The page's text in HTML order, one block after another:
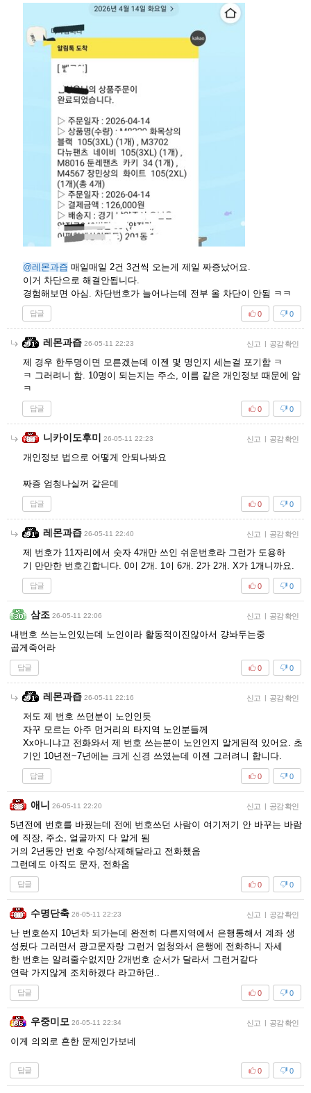
@레몬과즙 매일매일 2건 3건씩 오는게 제일 짜증났어요.
이거 차단으로 해결안됩니다.
경험해보면 아심. 차단번호가 늘어나는데 전부 올 차단이 안됨 ㅋㅋ
답글 0
0
레몬과즙 26-05-11 22:23 신고 | 공감 확인
제 경우 한두명이면 모른겠는데 이젠 몇 명인지 세는걸 포기함 ㅋ
ㅋ 그러려니 함. 10명이 되는지는 주소, 이름 같은 개인정보 때문에 암
ㅋ
답글 0
0
니카이도후미 26-05-11 22:23 신고 | 공감 확인
개인정보 법으로 어떻게 안되나봐요
짜증 엄청나실꺼 같은데
답글 0
0
레몬과즙 26-05-11 22:40 신고 | 공감 확인
제 번호가 11자리에서 숫자 4개만 쓰인 쉬운번호라 그런가 도용하
기 만만한 번호긴합니다. 0이 2개. 1이 6개. 2가 2개. X가 1개니까요.
답글 0
0
삼조 26-05-11 22:06 신고 | 공감 확인
내번호 쓰는노인있는데 노인이라 활동적이진않아서 걍놔두는중
곱게죽어라
답글 0
0
레몬과즙 26-05-11 22:16 신고 | 공감 확인
저도 제 번호 쓰던분이 노인인듯
자꾸 모르는 아주 먼거리의 타지역 노인분들께
Xx아니냐고 전화와서 제 번호 쓰는분이 노인인지 알게된적 있어요. 초
기인 10년전~7년에는 크게 신경 쓰였는데 이젠 그러려니 합니다.
답글 0
0
애니 26-05-11 22:20 신고 | 공감 확인
5년전에 번호를 바꿨는데 전에 번호쓰던 사람이 여기저기 안 바꾸는 바람
에 직장, 주소, 얼굴까지 다 알게 됨
거의 2년동안 번호 수정/삭제해달라고 전화했음
그런데도 아직도 문자, 전화옴
답글 0
0
수명단축 26-05-11 22:23 신고 | 공감 확인
난 번호쓴지 10년차 되가는데 완전히 다른지역에서 은행통해서 계좌 생
성됬다 그러면서 광고문자랑 그런거 엄청와서 은행에 전화하니 자세
한 번호는 알려줄수없지만 2개번호 순서가 달라서 그런거같다
연락 가지않게 조치하겠다 라고하던..
답글 0
0
우중미모 26-05-11 22:34 신고 | 공감 확인
이게 의외로 흔한 문제인가보네
답글 0
0